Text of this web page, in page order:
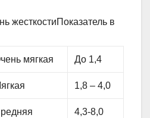
жесткостиПоказатель в
мягкая До 1,4
1,8 – 4,0
4,3-8,0